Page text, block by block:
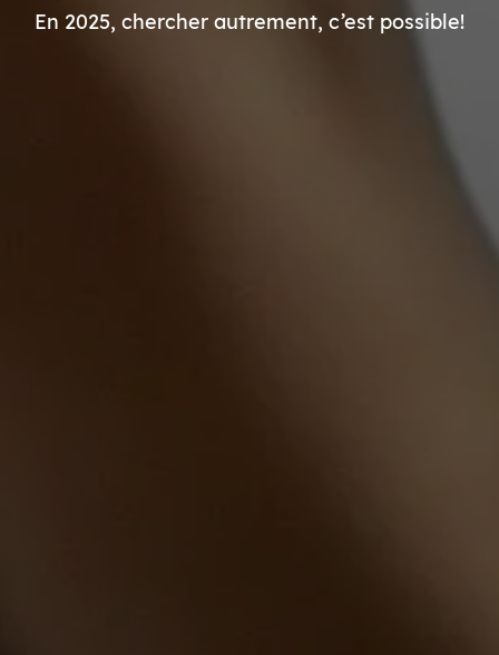
En 2025, chercher autrement, c’est possible!